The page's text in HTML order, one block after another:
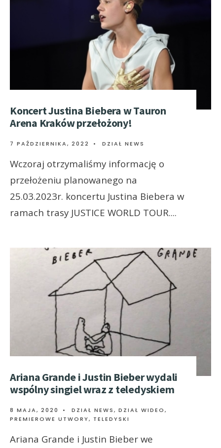
Koncert Justina Biebera w Tauron
Arena Kraków przełożony!
7 PAŹDZIERNIKA, 2022 • DZIAŁ NEWS
Wczoraj otrzymaliśmy informację o
przełożeniu planowanego na
25.03.2023r. koncertu Justina Biebera w
ramach trasy JUSTICE WORLD TOUR....
Ariana Grande i Justin Bieber wydali
wspólny singiel wraz z teledyskiem
8 MAJA, 2020 • DZIAŁ NEWS, DZIAŁ WIDEO,
PREMIEROWE UTWORY, TELEDYSKI
Ariana Grande i Justin Bieber we